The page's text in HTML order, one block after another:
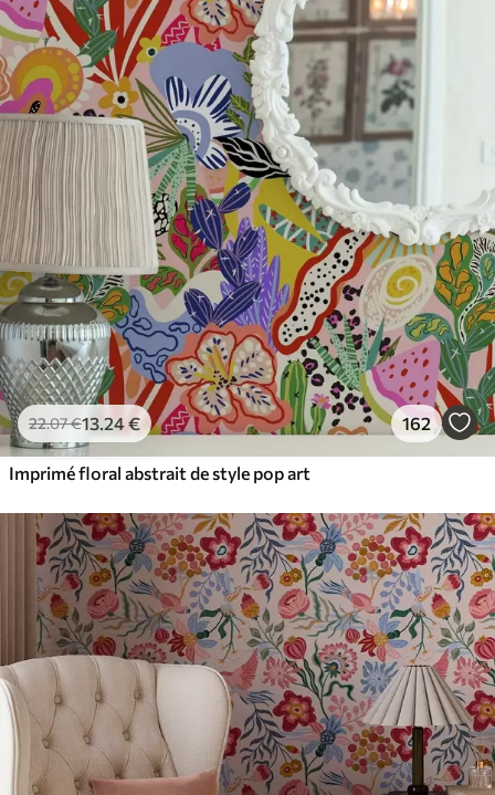
65.0039.00 €/m²
22.07€13.24€ 162
Imprimé floral abstrait de style pop art